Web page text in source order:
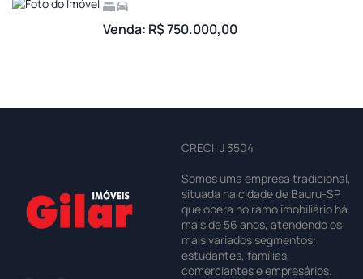
Venda: R$ 750.000,00
CRECI: J 3504
Somos uma empresa tradicional,
situada na cidade de Bauru-SP,
que opera no ramo imobiliário há
mais de 56 anos, atendendo os
mais variados segmentos:
estudantes, famílias,
comerciantes e empresários.